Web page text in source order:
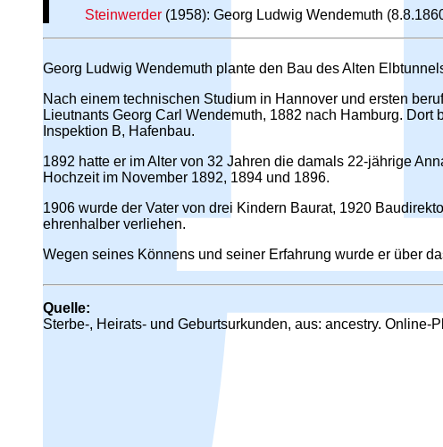
Steinwerder (1958): Georg Ludwig Wendemuth
Georg Ludwig Wendemuth plante den Bau des Alten
Nach einem technischen Studium in Hannover und ersten
Lieutnants Georg Carl Wendemuth, 1882 nach Hamburg.
Inspektion B, Hafenbau.
1892 hatte er im Alter von 32 Jahren die damals 22-jährige
Hochzeit im November 1892, 1894 und 1896.
1906 wurde der Vater von drei Kindern Baurat, 1920
ehrenhalber verliehen.
Wegen seines Könnens und seiner Erfahrung wurde er über
Quelle:
Sterbe-, Heirats- und Geburtsurkunden, aus: ancestry. Online-